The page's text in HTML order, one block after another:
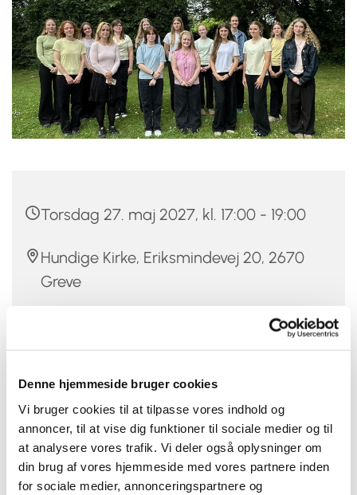
Denne hjemmeside bruger cookies
Vi bruger cookies til at tilpasse vores indhold og
annoncer, til at vise dig funktioner til sociale medier og til
at analysere vores trafik. Vi deler også oplysninger om
din brug af vores hjemmeside med vores partnere inden
for sociale medier, annonceringspartnere og
Torsdag 27. maj 2027, kl. 17:00 - 19:00
Hundige Kirke, Eriksmindevej 20, 2670
Greve
Er du mellem 12 og 20 år, vild med musik og at synge,
så er Hundige-Kildebrønde Kirkers Pigekor måske
noget for dig.
Pigekoret øver hver torsdag fra kl. 17-19 i Hundige kirke,